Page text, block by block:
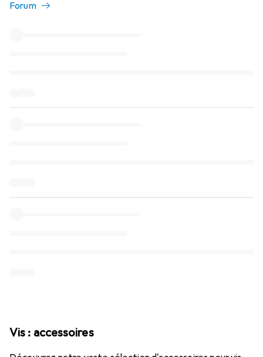
Forum
Vis : accessoires